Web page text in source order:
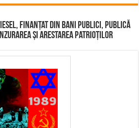
finanțat din bani publici, publică
și arestarea patrioților